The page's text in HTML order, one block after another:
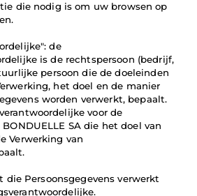
die nodig is om uw browsen op
de
is de rechtspersoon (bedrijf,
persoon die de doeleinden
het doel en de manier
worden verwerkt, bepaalt.
voor de
SA die het doel van
Verwerking van
die Persoonsgegevens verwerkt